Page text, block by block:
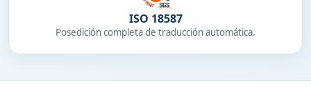
ISO 18587
Posedición completa de traducción automática.